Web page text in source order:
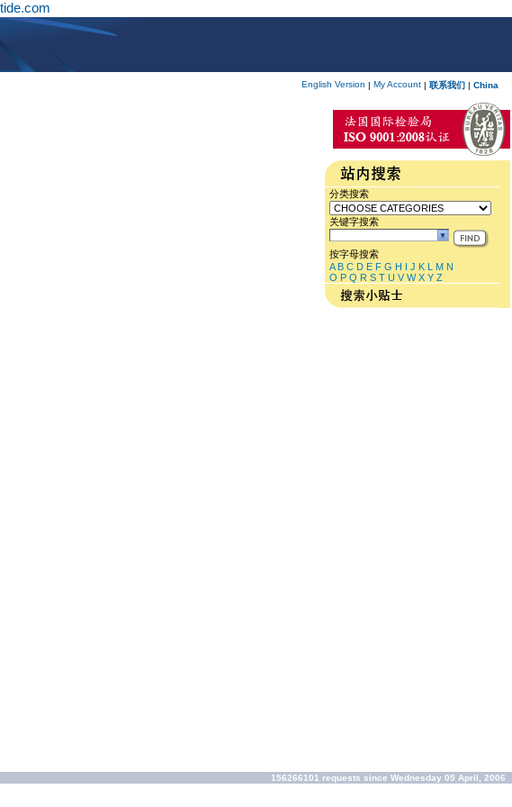
English Version | My Account | 联系我们 | China
分类搜索
关键字搜索
按字母搜索
A B C D E F G H I J K L M N
O P Q R S T U V W X Y Z
156266101 requests since Wednesday 05 April, 2006